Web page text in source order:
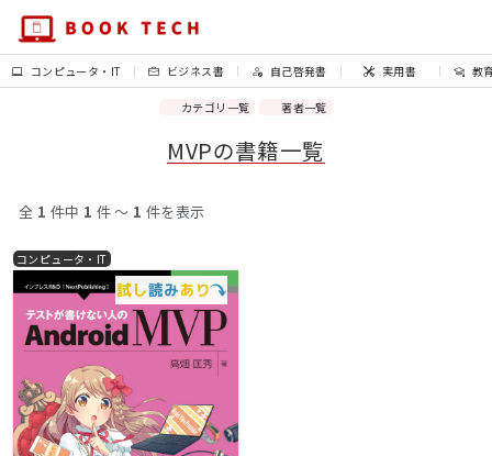
コンピュータ・IT ビジネス書 自己啓発書 実用書 教
カテゴリ一覧 著者一覧
MVPの書籍一覧
全 1 件中 1 件 〜 1 件を表示
コンピュータ・IT